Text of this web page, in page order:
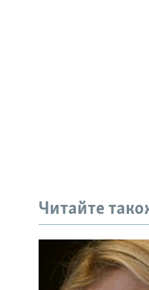
Читайте